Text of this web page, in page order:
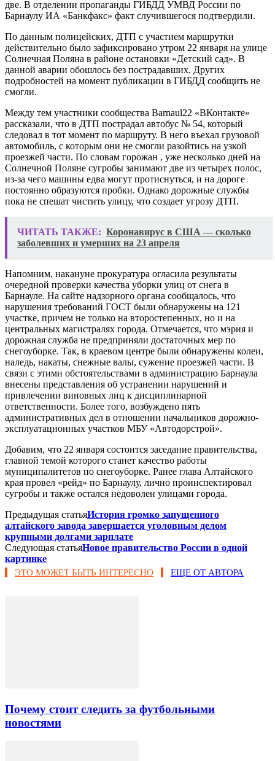
две. В отделении пропаганды ГИБДД УМВД России по
Барнаулу ИА «Банкфакс» факт случившегося подтвердили.
По данным полицейских, ДТП с участием маршрутки
действительно было зафиксировано утром 22 января на улице
Солнечная Поляна в районе остановки «Детский сад». В
данной аварии обошлось без пострадавших. Других
подробностей на момент публикации в ГИБДД сообщить не
смогли.
Между тем участники сообщества Barnaul22 «ВКонтакте»
рассказали, что в ДТП пострадал автобус № 54, который
следовал в тот момент по маршруту. В него въехал грузовой
автомобиль, с которым они не смогли разойтись на узкой
проезжей части. По словам горожан , уже несколько дней на
Солнечной Поляне сугробы занимают две из четырех полос,
из-за чего машины едва могут протиснуться, и на дороге
постоянно образуются пробки. Однако дорожные службы
пока не спешат чистить улицу, что создает угрозу ДТП.
ЧИТАТЬ ТАКЖЕ: Коронавирус в США — сколько
заболевших и умерших на 23 апреля
Напомним, накануне прокуратура огласила результаты
очередной проверки качества уборки улиц от снега в
Барнауле. На сайте надзорного органа сообщалось, что
нарушения требований ГОСТ были обнаружены на 121
участке, причем не только на второстепенных, но и на
центральных магистралях города. Отмечается, что мэрия и
дорожная служба не предприняли достаточных мер по
снегоуборке. Так, в краевом центре были обнаружены колеи,
наледь, накаты, снежные валы, сужение проезжей части. В
связи с этими обстоятельствами в администрацию Барнаула
внесены представления об устранении нарушений и
привлечении виновных лиц к дисциплинарной
ответственности. Более того, возбуждено пять
административных дел в отношении начальников дорожно-
эксплуатационных участков МБУ «Автодорстрой».
Добавим, что 22 января состоится заседание правительства,
главной темой которого станет качество работы
муниципалитетов по снегоуборке. Ранее глава Алтайского
края провел «рейд» по Барнаулу, лично проинспектировал
сугробы и также остался недоволен улицами города.
Предыдущая статьяИстория громко запущенного
алтайского завода завершается уголовным делом
крупными долгами зарплате
Следующая статьяНовое правительство России в одной
картинке
ЭТО МОЖЕТ БЫТЬ ИНТЕРЕСНО ЕЩЕ ОТ АВТОРА
Почему стоит следить за футбольными
новостями